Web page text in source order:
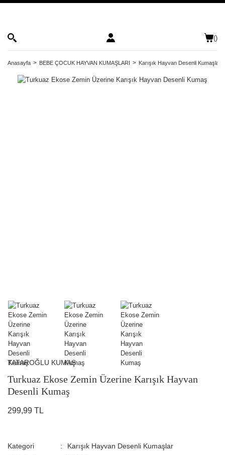
()
Anasayfa BEBE ÇOCUK HAYVAN KUMAŞLARI Karışık Hayvan Desenli Kumaşlar
TATAROĞLU KUMAŞ
Turkuaz Ekose Zemin Üzerine Karışık Hayvan
Desenli Kumaş
299,99 TL
Kategori
Karışık Hayvan Desenli Kumaşlar